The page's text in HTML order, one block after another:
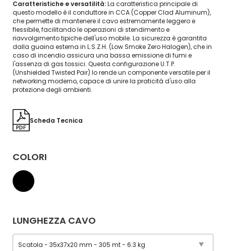
Caratteristiche e versatilità:La caratteristica principale di
questo modello è il conduttore in CCA (Copper Clad Aluminum),
che permette di mantenere il cavo estremamente leggero e
flessibile, facilitando le operazioni di stendimento e
riavvolgimento tipiche dell'uso mobile. La sicurezza è garantita
dalla guaina esterna in L.S.Z.H. (Low Smoke Zero Halogen), che in
caso di incendio assicura una bassa emissione di fumi e
l'assenza di gas tossici. Questa configurazione U.T.P.
(Unshielded Twisted Pair) lo rende un componente versatile per il
networking moderno, capace di unire la praticità d'uso alla
protezione degli ambienti.
Scheda Tecnica
COLORI
LUNGHEZZA CAVO